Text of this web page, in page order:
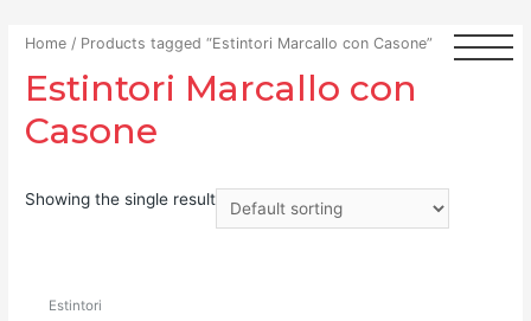
Home / Products tagged “Estintori Marcallo con Casone”
Estintori Marcallo con
Casone
Showing the single result
Estintori